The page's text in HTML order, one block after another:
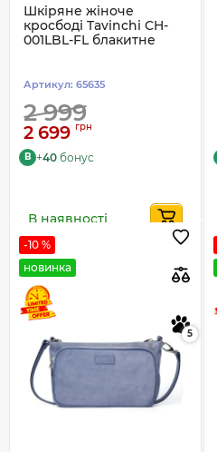
Шкіряне жіноче
кросбоді Tavinchi CH-
001LBL-FL блакитне
Артикул: 65635
2 999
2 699 грн
B +40 бонус
В наявності
-10 %
новинка
5